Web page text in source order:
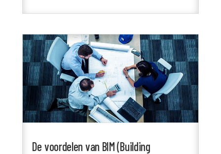
De voordelen van BIM (Building